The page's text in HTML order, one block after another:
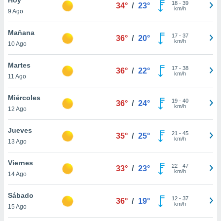
y
en
más
de
9 Ago
34° / 23° 18- 39
km/h
Mañana
10 Ago
36° / 20° 17- 37
km/h
Martes
11 Ago
36° / 22° 17- 38
km/h
Miércoles
12 Ago
36° / 24° 19- 40
km/h
Jueves
13 Ago
35° / 25° 21 - 45
km/h
Viernes
14 Ago
33° / 23° 22- 47
km/h
Sábado
15 Ago
36° / 19° 12- 37
km/h